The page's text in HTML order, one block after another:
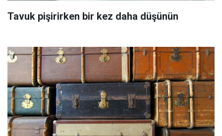
Tavuk pişirirken bir kez daha düşünün